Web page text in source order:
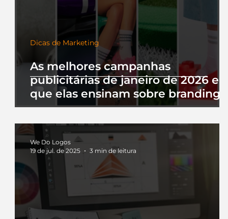
As melhores campanhas
publicitárias de janeiro de 2026 e
que elas ensinam sobre branding
Dicas de Marketing
We Do Logos
19 de jul. de 2025
3 min de leitura